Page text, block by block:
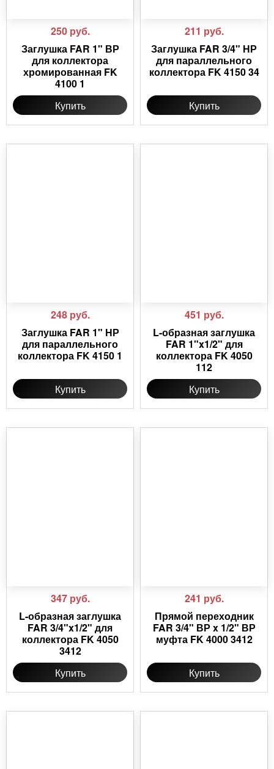
250 руб.
Заглушка FAR 1" ВР
для коллектора
хромированная FK
4100 1
Купить
211 руб.
Заглушка FAR 3/4" НР
для параллельного
коллектора FK 4150 34
Купить
248 руб.
Заглушка FAR 1" НР
для параллельного
коллектора FK 4150 1
Купить
451 руб.
L-образная заглушка
FAR 1"x1/2" для
коллектора FK 4050
112
Купить
347 руб.
L-образная заглушка
FAR 3/4"x1/2" для
коллектора FK 4050
3412
Купить
241 руб.
Прямой переходник
FAR 3/4" ВР x 1/2" ВР
муфта FK 4000 3412
Купить